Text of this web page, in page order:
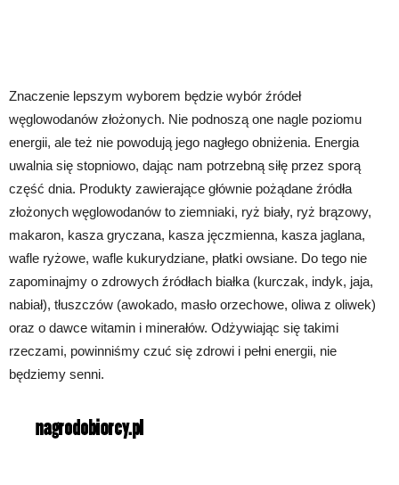
Znaczenie lepszym wyborem będzie wybór źródeł
węglowodanów złożonych. Nie podnoszą one nagle poziomu
energii, ale też nie powodują jego nagłego obniżenia. Energia
uwalnia się stopniowo, dając nam potrzebną siłę przez sporą
część dnia. Produkty zawierające głównie pożądane źródła
złożonych węglowodanów to ziemniaki, ryż biały, ryż brązowy,
makaron, kasza gryczana, kasza jęczmienna, kasza jaglana,
wafle ryżowe, wafle kukurydziane, płatki owsiane. Do tego nie
zapominajmy o zdrowych źródłach białka (kurczak, indyk, jaja,
nabiał), tłuszczów (awokado, masło orzechowe, oliwa z oliwek)
oraz o dawce witamin i minerałów. Odżywiając się takimi
rzeczami, powinniśmy czuć się zdrowi i pełni energii, nie
będziemy senni.